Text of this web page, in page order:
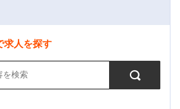
求人を探す